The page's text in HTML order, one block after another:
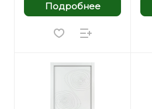
Подробнее